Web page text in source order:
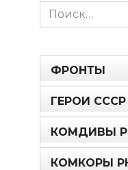
Search
for:
ФРОНТЫ
ГЕРОИ СССР
КОМДИВЫ
КОМКОРЫ